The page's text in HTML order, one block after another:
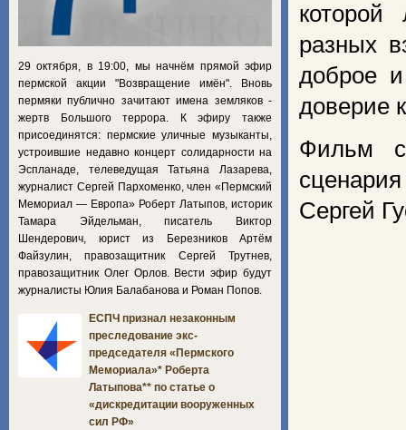
которой
разных
доброе
доверие
Фильм
Сергей
29 октября, в 19:00, мы начнём прямой эфир
пермской акции "Возвращение имён". Вновь
пермяки публично зачитают имена земляков -
жертв Большого террора. К эфиру также
присоединятся: пермские уличные музыканты,
устроившие недавно концерт солидарности на
Эспланаде, телеведущая Татьяна Лазарева,
журналист Сергей Пархоменко, член «Пермский
Мемориал — Европа» Роберт Латыпов, историк
Тамара Эйдельман, писатель Виктор
Шендерович, юрист из Березников Артём
Файзулин, правозащитник Сергей Трутнев,
правозащитник Олег Орлов. Вести эфир будут
журналисты Юлия Балабанова и Роман Попов.
ЕСПЧ признал незаконным
преследование экс-
председателя «Пермского
Мемориала»* Роберта
Латыпова** по статье о
«дискредитации вооруженных
сил РФ»